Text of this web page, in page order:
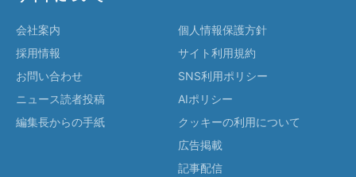
会社案内
採用情報
お問い合わせ
ニュース読者投稿
編集長からの手紙
個人情報保護方針
サイト利用規約
SNS利用ポリシー
AIポリシー
クッキーの利用について
広告掲載
記事配信